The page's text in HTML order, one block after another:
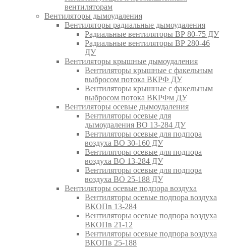
вентиляторам
Вентиляторы дымоудаления
Вентиляторы радиальные дымоудаления
Радиальные вентиляторы ВР 80-75 ДУ
Радиальные вентиляторы ВР 280-46
ДУ
Вентиляторы крышные дымоудаления
Вентиляторы крышные с факельным
выбросом потока ВКРФ ДУ
Вентиляторы крышные с факельным
выбросом потока ВКРФм ДУ
Вентиляторы осевые дымоудаления
Вентиляторы осевые для
дымоудаления ВО 13-284 ДУ
Вентиляторы осевые для подпора
воздуха ВО 30-160 ДУ
Вентиляторы осевые для подпора
воздуха ВО 13-284 ДУ
Вентиляторы осевые для подпора
воздуха ВО 25-188 ДУ
Вентиляторы осевые подпора воздуха
Вентиляторы осевые подпора воздуха
ВКОПв 13-284
Вентиляторы осевые подпора воздуха
ВКОПв 21-12
Вентиляторы осевые подпора воздуха
ВКОПв 25-188